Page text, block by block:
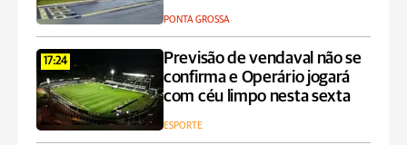
PONTA GROSSA
17:24
Previsão de vendaval não se
confirma e Operário jogará
com céu limpo nesta sexta
ESPORTE